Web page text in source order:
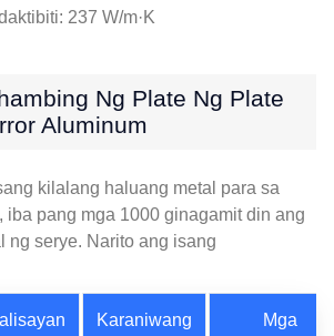
237 W/m·K
Ng Plate Ng Plate
Aluminum
kilalang haluang metal para sa
iba pang mga 1000 ginagamit din ang
ng serye. Narito ang isang
Karaniwang
Mga